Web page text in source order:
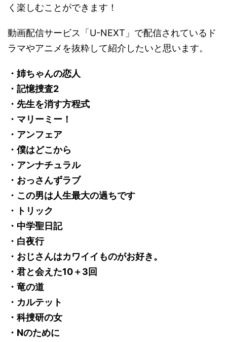
く楽しむことができます！
動画配信サービス「U-NEXT」で配信されているド
ラマやアニメを抜粋して紹介したいと思います。
・姉ちゃんの恋人
・記憶捜査2
・先生を消す方程式
・マリーミー！
・アンフェア
・僕はどこから
・アンナチュラル
・おっさんずラブ
・この男は人生最大の過ちです
・トリック
・中学聖日記
・白夜行
・おじさんはカワイイものがお好き。
・君と会えた10＋3回
・竜の道
・カルテット
・科捜研の女
・Nのために